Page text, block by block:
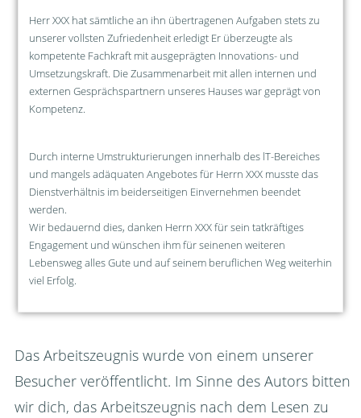
Herr XXX hat sämtliche an ihn übertragenen Aufgaben stets zu
unserer vollsten Zufriedenheit erledigt Er überzeugte als
kompetente Fachkraft mit ausgeprägten Innovations- und
Umsetzungskraft. Die Zusammenarbeit mit allen internen und
externen Gesprächspartnern unseres Hauses war geprägt von
Kompetenz.
Durch interne Umstrukturierungen innerhalb des lT-Bereiches
und mangels adäquaten Angebotes für Herrn XXX musste das
Dienstverhältnis im beiderseitigen Einvernehmen beendet
werden.
Wir bedauernd dies, danken Herrn XXX für sein tatkräftiges
Engagement und wünschen ihm für seinenen weiteren
Lebensweg alles Gute und auf seinem beruflichen Weg weiterhin
viel Erfolg.
Das Arbeitszeugnis wurde von einem unserer
Besucher veröffentlicht. Im Sinne des Autors bitten
wir dich, das Arbeitszeugnis nach dem Lesen zu